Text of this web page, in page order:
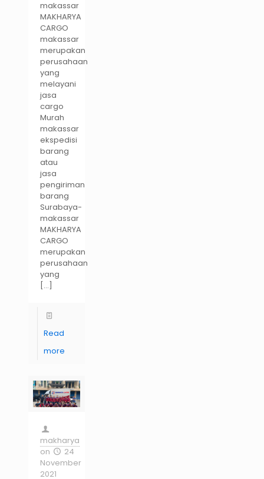
makassar
MAKHARYA
CARGO
makassar
merupakan
perusahaan
yang
melayani
jasa
cargo
Murah
makassar
ekspedisi
barang
atau
jasa
pengiriman
barang
Surabaya-
makassar
MAKHARYA
CARGO
merupakan
perusahaan
yang
[…]
Read
more
makharya
on
24
November
2021